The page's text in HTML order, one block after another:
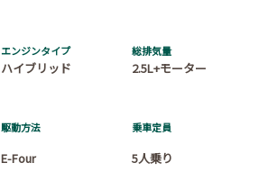
エンジンタイプ
ハイブリッド
総排気量
2.5L+モーター
駆動方法
E-Four
乗車定員
5人乗り